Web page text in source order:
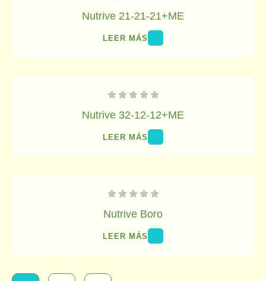
Nutrive 21-21-21+ME
LEER MÁS
Nutrive 32-12-12+ME
LEER MÁS
Nutrive Boro
LEER MÁS